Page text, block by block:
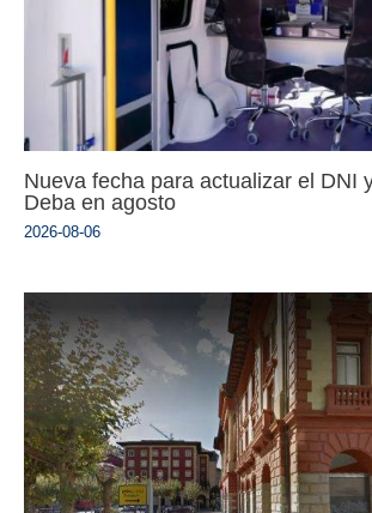
Nueva fecha para actualizar el DNI
Deba en agosto
2026-08-06